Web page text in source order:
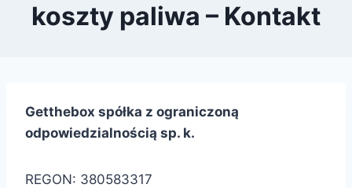
koszty paliwa – Kontakt
Getthebox spółka z ograniczoną
odpowiedzialnością sp. k.
REGON: 380583317